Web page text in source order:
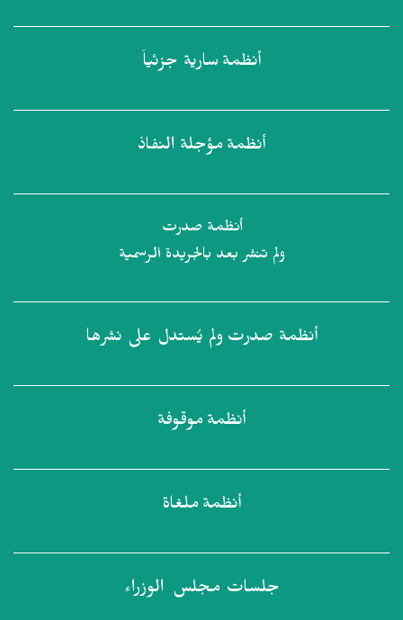
أنظمة سارية جزئياً
أنظمة مؤجلة النفاذ
أنظمة صدرت
ولم تنشر بعد بالجريدة الرسمية
أنظمة صدرت ولم يُستدل على نشرها
أنظمة موقوفة
أنظمة ملغاة
جلسات مجلس الوزراء